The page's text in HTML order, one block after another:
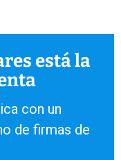
está la
con un
de firmas de